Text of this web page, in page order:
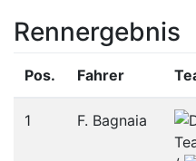
Rennergebnis
Pos. Fahrer
1 F. Bagnaia